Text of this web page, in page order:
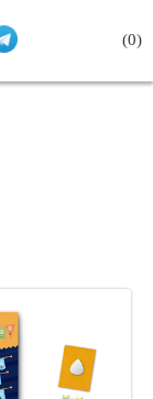
(0)